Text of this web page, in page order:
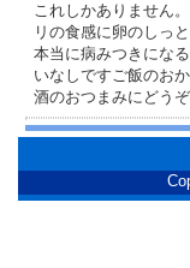
これしかありません
リの食感に卵のしっ
本当に病みつきにな
いなしですご飯のお
酒のおつまみにどうぞ